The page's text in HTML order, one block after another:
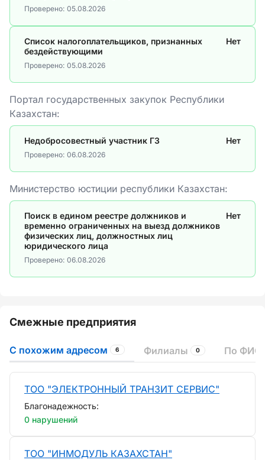
Проверено: 05.08.2026
Список налогоплательщиков, признанных
бездействующими
Нет
Проверено: 05.08.2026
Портал государственных закупок Республики
Казахстан:
Недобросовестный участник ГЗ Нет
Проверено: 06.08.2026
Министерство юстиции республики Казахстан:
Поиск в едином реестре должников и
временно ограниченных на выезд должников
физических лиц, должностных лиц
юридического лица
Нет
Проверено: 06.08.2026
Смежные предприятия
С похожим адресом 6 Филиалы 0 По ФИО
ТОО "ЭЛЕКТРОННЫЙ ТРАНЗИТ СЕРВИС"
Благонадежность:
0 нарушений
ТОО "ИНМОДУЛЬ КАЗАХСТАН"